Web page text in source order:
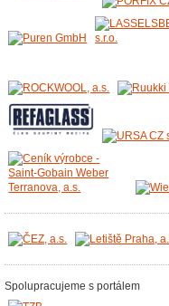
Spolupracujeme s portálem